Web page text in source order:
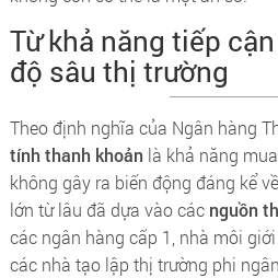
Từ khả năng tiếp
độ sâu thị trường
Theo định nghĩa của Ngân hàng
tính thanh khoản là khả năng
không gây ra biến động đáng kể
lớn từ lâu đã dựa vào các nguồn
các ngân hàng cấp 1, nhà môi
các nhà tạo lập thị trường phi